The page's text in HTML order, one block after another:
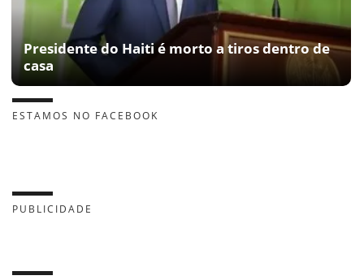
Presidente do Haiti é morto a tiros dentro de
casa
ESTAMOS NO FACEBOOK
PUBLICIDADE